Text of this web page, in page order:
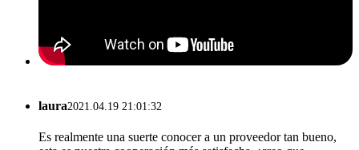
laura2021.04.19 21:01:32
Es realmente una suerte conocer a un proveedor tan bueno,